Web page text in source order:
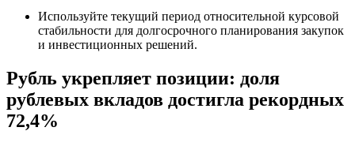
Используйте текущий период относительной курсовой
стабильности для долгосрочного планирования закупок
и инвестиционных решений.
Рубль укрепляет позиции: доля
рублевых вкладов достигла рекордных
72,4%